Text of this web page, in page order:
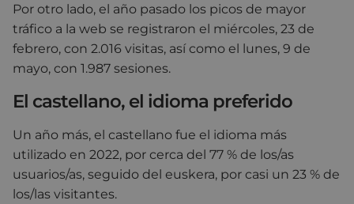
Por otro lado, el año pasado los picos de mayor
tráfico a la web se registraron el miércoles, 23 de
febrero, con 2.016 visitas, así como el lunes, 9 de
mayo, con 1.987 sesiones.
El castellano, el idioma preferido
Un año más, el castellano fue el idioma más
utilizado en 2022, por cerca del 77 % de los/as
usuarios/as, seguido del euskera, por casi un 23 % de
los/las visitantes.